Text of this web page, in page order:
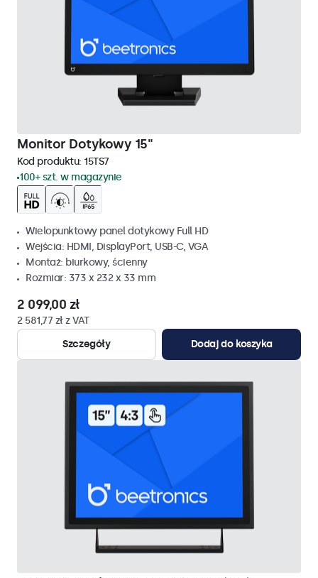
Monitor Dotykowy 15"
Kod produktu: 15TS7
100+ szt. w magazynie
Wielopunktowy panel dotykowy Full HD
Wejścia: HDMI, DisplayPort, USB-C, VGA
Montaż: biurkowy, ścienny
Rozmiar: 373 x 232 x 33 mm
2 099,00 zł
2 581,77 zł z VAT
Szczegóły
Dodaj do koszyka